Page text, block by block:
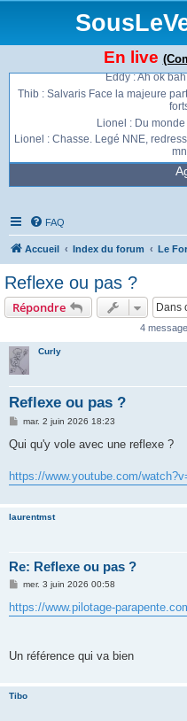
En live
Jonathan : Ça envoie du
Jonathan : Gros
Jonathan : Je vais peut
Eddy : Ah ok
Thib : Salvaris Face la majeure
Lionel : Du
Lionel : Chasse. Legé NNE,
FAQ
Accueil Index du forum Le
Reflexe ou pas ?
Répondre
4
Curly
Reflexe ou pas ?
M
s
g
e
mar. 2 juin 2026 18:23
Qui qu'y vole avec une reflexe ?
https://www.youtube.com/
laurentmst
Re: Reflexe ou pas ?
M
s
s
mer. 3 juin 2026 00:58
https://www.pilotage-
Un référence qui va bien
Tibo